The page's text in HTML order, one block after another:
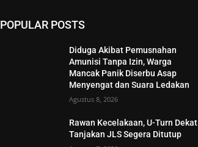
POPULAR POSTS
Diduga Akibat Pemusnahan
Amunisi Tanpa Izin, Warga
Mancak Panik Diserbu Asap
Menyengat dan Suara Ledakan
Agustus 8, 2026
Rawan Kecelakaan, U-Turn Dekat
Tanjakan JLS Segera Ditutup